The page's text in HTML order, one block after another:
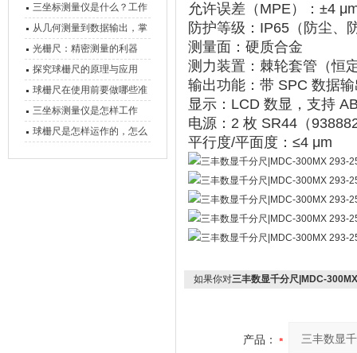
三坐标测量仪是什么？工作
原理、分类与核心功能一次
讲清
从几何测量到数据输出，掌
握万濠影像测量仪的六大核
心能力
光栅尺：精密测量的利器
探究球栅尺的原理与应用
球栅尺在使用前要做哪些准
备工作？
三坐标测量仪是怎样工作
的，功能有什么优势？
球栅尺是怎样运作的，怎么
允许误差（MPE）
‌：‌ ±4
防护等级 ‌：‌ IP65 （防尘、
测量面 ‌：硬质合金
测力装置 ：棘轮套管（恒
输出功能 ‌：‌ 带 SPC 数据
显示 ：LCD 数显，支持
电源 ：2 枚 SR44（
平行度/平面度 ‌：≤4 μm
如果你对三丰数显千分尺|MDC-
产品：